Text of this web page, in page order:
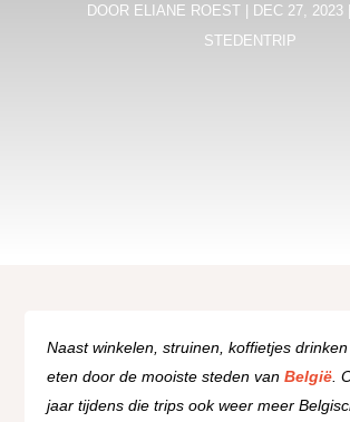
DOOR ELIANE ROEST| DEC 27, 2023|
STEDENTRIP
Naast winkelen, struinen, koffietjes
eten door de mooiste steden vanBelgië .
jaar tijdens die trips ook weer meer